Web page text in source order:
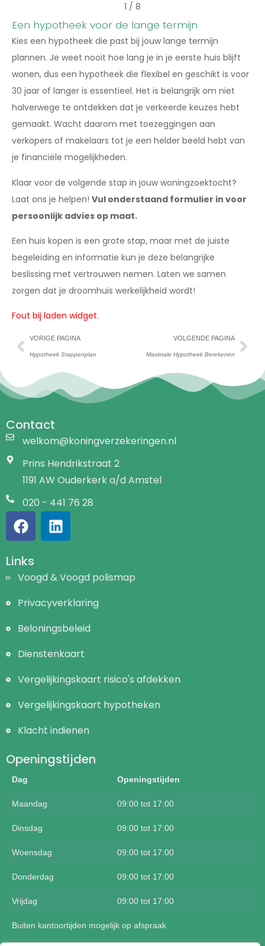
1 / 8
Een hypotheek voor de lange termijn
Kies een hypotheek die past bij jouw lange termijn
plannen. Je weet nooit hoe lang je in je eerste huis blijft
wonen, dus een hypotheek die flexibel en geschikt is voor
30 jaar of langer is essentieel. Het is belangrijk om niet
halverwege te ontdekken dat je verkeerde keuzes hebt
gemaakt. Wacht daarom met toezeggingen aan
verkopers of makelaars tot je een helder beeld hebt van
je financiële mogelijkheden.
Klaar voor de volgende stap in jouw woningzoektocht?
Laat ons je helpen! Vul onderstaand formulier in voor
persoonlijk advies op maat.
Een huis kopen is een grote stap, maar met de juiste
begeleiding en informatie kun je deze belangrijke
beslissing met vertrouwen nemen. Laten we samen
zorgen dat je droomhuis werkelijkheid wordt!
Fout bij laden widget.
VORIGE PAGINA
Hypotheek Stappenplan
VOLGENDE PAGINA
Maximale Hypotheek Berekenen
Contact
welkom@koningverzekeringen.nl
Prins Hendrikstraat 2
1191 AW Ouderkerk a/d Amstel
020 - 441 76 28
Links
Voogd & Voogd polismap
Privacyverklaring
Beloningsbeleid
Dienstenkaart
Vergelijkingskaart risico's afdekken
Vergelijkingskaart hypotheken
Klacht indienen
Openingstijden
Dag Openingstijden
Maandag 09:00 tot 17:00
Dinsdag 09:00 tot 17:00
Woensdag 09:00 tot 17:00
Donderdag 09:00 tot 17:00
Vrijdag 09:00 tot 17:00
Buiten kantoortijden mogelijk op afspraak